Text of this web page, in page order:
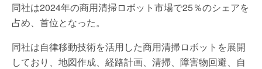
同社は2024年の商用清掃ロボット市場で25％のシェアを
占め、首位となった。
同社は自律移動技術を活用した商用清掃ロボットを展開
しており、地図作成、経路計画、清掃、障害物回避、自